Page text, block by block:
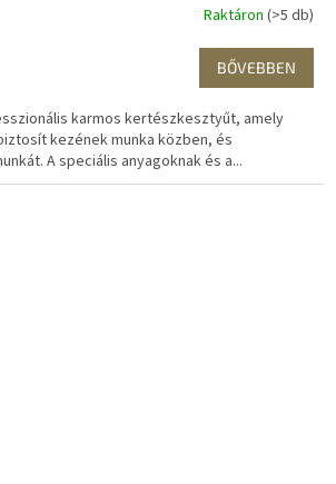
Raktáron (>5 db)
BŐVEBBEN
karmos kertészkesztyűt, amely
kezének munka közben, és
A speciális anyagoknak és a...